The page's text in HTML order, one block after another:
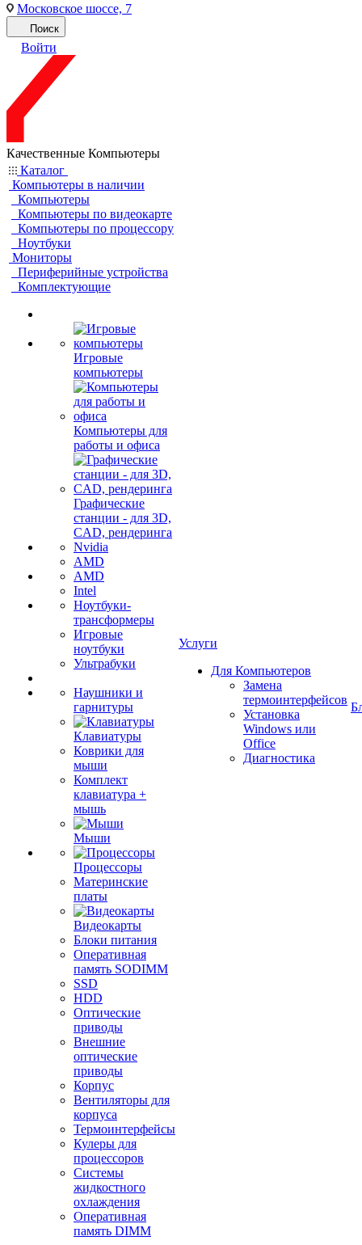
Московское шоссе, 7
Поиск
Войти
Качественные Компьютеры
Каталог
Компьютеры в наличии
Компьютеры
Компьютеры по видеокарте
Компьютеры по процессору
Ноутбуки
Мониторы
Периферийные устройства
Комплектующие
Игровые
компьютеры
Компьютеры для
работы и офиса
Графические
станции - для 3D,
CAD, рендеринга
Nvidia
AMD
AMD
Intel
Ноутбуки-
трансформеры
Игровые
ноутбуки
Ультрабуки
Наушники и
гарнитуры
Клавиатуры
Коврики для
мыши
Комплект
клавиатура +
мышь
Мыши
Процессоры
Материнские
платы
Видеокарты
Блоки питания
Оперативная
память SODIMM
SSD
HDD
Оптические
приводы
Внешние
оптические
приводы
Корпус
Вентиляторы для
корпуса
Термоинтерфейсы
Кулеры для
процессоров
Системы
жидкостного
охлаждения
Оперативная
память DIMM
Услуги
Для Компьютеров
Замена
термоинтерфейсов
Установка
Windows или
Office
Диагностика